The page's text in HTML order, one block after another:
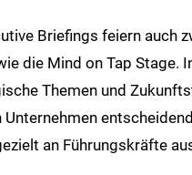
Briefings feiern auch
die Mind on Tap Stage.
Themen und
an Führungskräfte